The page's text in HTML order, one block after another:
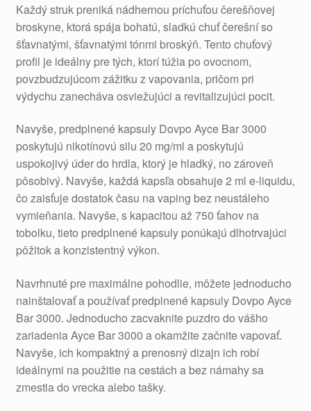
Každý struk preniká nádhernou príchuťou čerešňovej
broskyne, ktorá spája bohatú, sladkú chuť čerešní so
šťavnatými, šťavnatými tónmi broskýň. Tento chuťový
profil je ideálny pre tých, ktorí túžia po ovocnom,
povzbudzujúcom zážitku z vapovania, pričom pri
výdychu zanecháva osviežujúci a revitalizujúci pocit.
Navyše, predplnené kapsuly Dovpo Ayce Bar 3000
poskytujú nikotínovú silu 20 mg/ml a poskytujú
uspokojivý úder do hrdla, ktorý je hladký, no zároveň
pôsobivý. Navyše, každá kapsľa obsahuje 2 ml e-liquidu,
čo zaisťuje dostatok času na vaping bez neustáleho
vymieňania. Navyše, s kapacitou až 750 ťahov na
tobolku, tieto predplnené kapsuly ponúkajú dlhotrvajúci
pôžitok a konzistentný výkon.
Navrhnuté pre maximálne pohodlie, môžete jednoducho
nainštalovať a používať predplnené kapsuly Dovpo Ayce
Bar 3000. Jednoducho zacvaknite puzdro do vášho
zariadenia Ayce Bar 3000 a okamžite začnite vapovať.
Navyše, ich kompaktný a prenosný dizajn ich robí
ideálnymi na použitie na cestách a bez námahy sa
zmestia do vrecka alebo tašky.